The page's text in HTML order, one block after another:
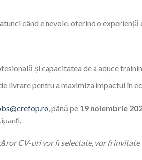
când e nevoie, oferind o
și capacitatea de a aduce
livrare pentru a maximiza impactul în
, până pe 19 noiembrie
CV-uri vor fi selectate, vor fi invitate